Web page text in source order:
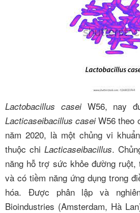
Lactobacillus caseiW56, nay
Lacticaseibacillus caseiW56 theo
năm 2020, là một chủng vi
thuộc chiLacticaseibacillus.
năng hỗ trợ sức khỏe đường
và có tiềm năng ứng dụng trong
hóa. Được phân lập và
Bioindustries (Amsterdam, Hà